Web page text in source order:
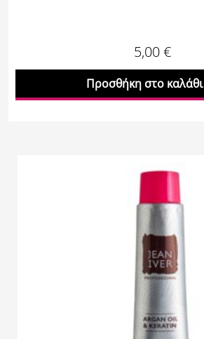
5,00€
Προσθήκη στο καλάθι